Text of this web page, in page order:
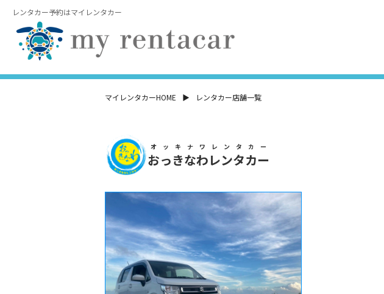
レンタカー予約はマイレンタカー
マイレンタカーHOME レンタカー店舗一覧
おっきなわレンタカー
オッキナワレンタカー